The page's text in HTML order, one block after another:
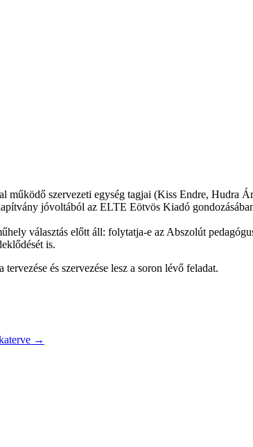
működő szervezeti egység tagjai (Kiss Endre,
jóvoltából az ELTE Eötvös Kiadó
választás előtt áll: folytatja-e az Abszolút
is.
és szervezése lesz a soron lévő feladat.
→